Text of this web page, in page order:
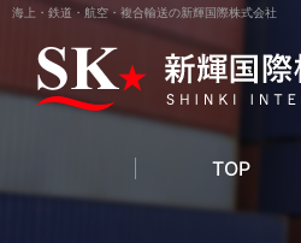
海上・鉄道・航空・複合輸送の新輝国際株式会社
TOP